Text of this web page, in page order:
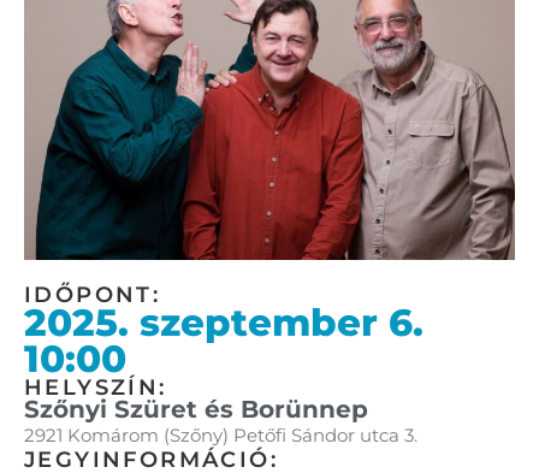
IDŐPONT:
2025. szeptember 6.
10:00
HELYSZÍN:
Szőnyi Szüret és Borünnep
2921 Komárom (Szőny) Petőfi Sándor utca 3.
JEGYINFORMÁCIÓ: